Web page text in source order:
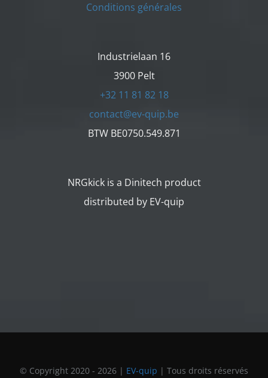
Conditions générales
Industrielaan 16
3900 Pelt
+32 11 81 82 18
contact@ev-quip.be
BTW BE0750.549.871
NRGkick is a Dinitech product
distributed by EV-quip
© Copyright 2020 - 2026 | EV-quip | Tous droits réservés